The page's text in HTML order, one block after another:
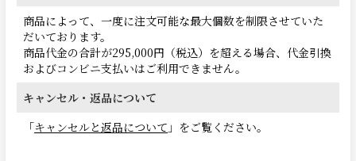
商品によって、一度に注文可能な最大個数を制限させていた
だいております。
商品代金の合計が295,000円（税込）を超える場合、代金引換
およびコンビニ支払いはご利用できません。
キャンセル・返品について
「キャンセルと返品について 」をご覧ください。